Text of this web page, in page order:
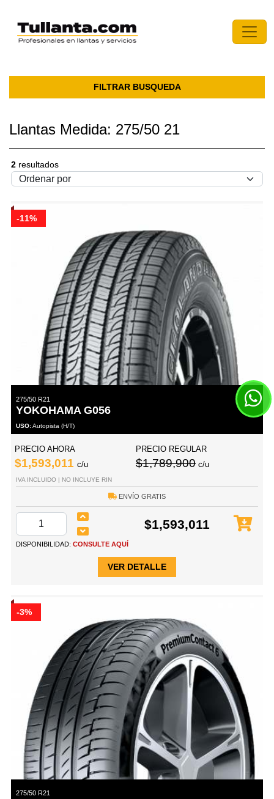
FILTRAR BUSQUEDA
Llantas Medida: 275/50 21
2 resultados
-11%
275/50 R21
YOKOHAMA G056
USO:Autopista (H/T)
PRECIO AHORA
$1,593,011 c/u
PRECIO REGULAR
$1,789,900 c/u
IVA INCLUIDO | NO INCLUYE RIN
ENVÍO GRATIS
$1,593,011
DISPONIBILIDAD: CONSULTE AQUÍ
VER DETALLE
-3%
275/50 R21